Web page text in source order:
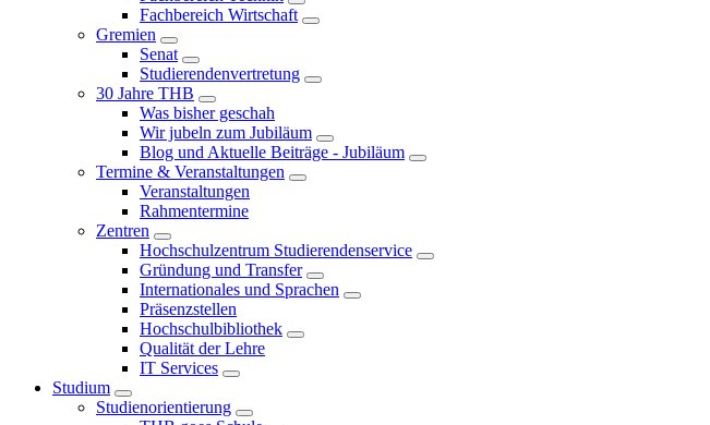
Fachbereich Wirtschaft
Gremien
Senat
Studierendenvertretung
30 Jahre THB
Was bisher geschah
Wir jubeln zum Jubiläum
Blog und Aktuelle Beiträge - Jubiläum
Termine & Veranstaltungen
Veranstaltungen
Rahmentermine
Zentren
Hochschulzentrum Studierendenservice
Gründung und Transfer
Internationales und Sprachen
Präsenzstellen
Hochschulbibliothek
Qualität der Lehre
IT Services
Studium
Studienorientierung